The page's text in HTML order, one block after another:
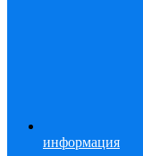
информация